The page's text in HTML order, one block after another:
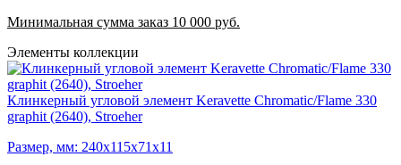
Минимальная сумма заказ 10 000 руб.
Элементы коллекции
Клинкерный угловой элемент Keravette Chromatic/Flame 330
graphit (2640), Stroeher
Размер, мм: 240х115х71х11